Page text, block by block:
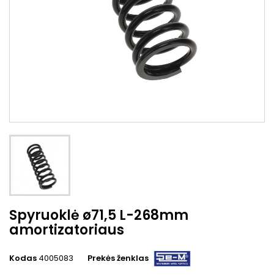
Spyruoklė ø71,5 L-268mm
amortizatoriaus
Kodas 4005083 Prekės ženklas